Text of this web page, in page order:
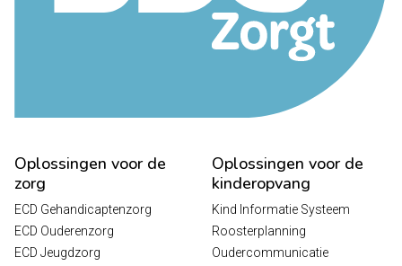
Oplossingen voor de
zorg
ECD Gehandicaptenzorg
ECD Ouderenzorg
ECD Jeugdzorg
Oplossingen voor de
kinderopvang
Kind Informatie Systeem
Roosterplanning
Oudercommunicatie